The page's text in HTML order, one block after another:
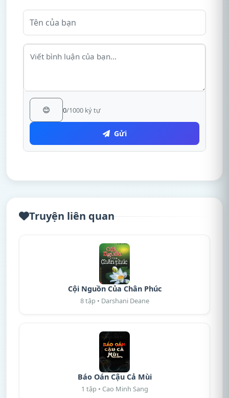
😊 0/1000 ký tự
Gửi
Truyện liên quan
Cội Nguồn Của Chân Phúc
8 tập • Darshani Deane
Báo Oán Cậu Cả Mùi
1 tập • Cao Minh Sang